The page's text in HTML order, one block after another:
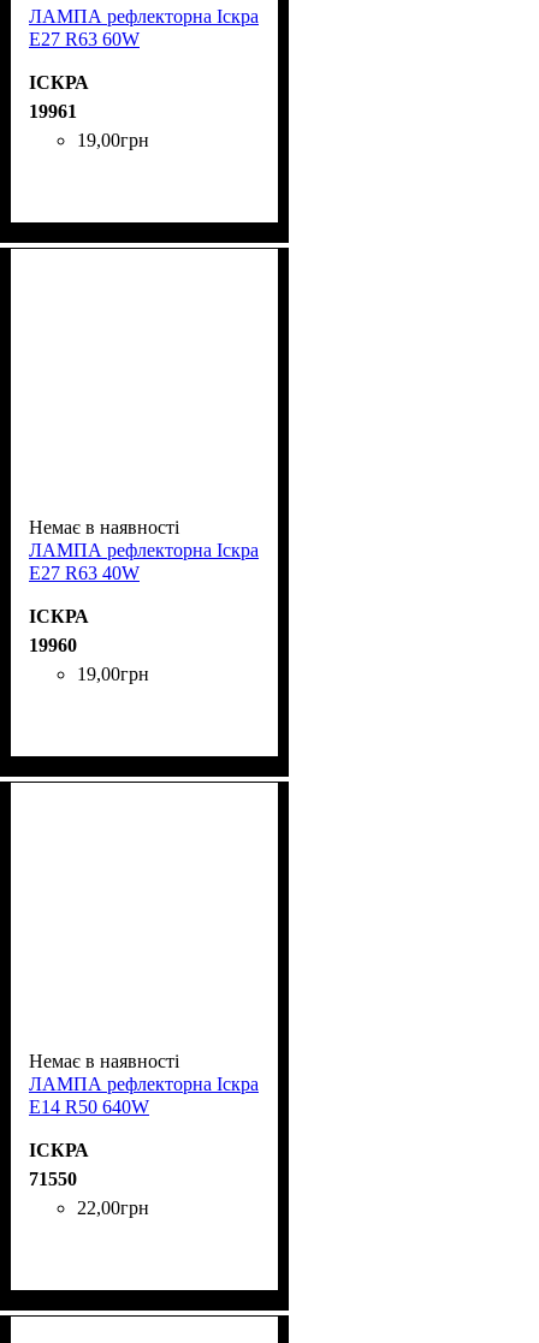
ЛАМПА рефлекторна Іскра
Е27 R63 60W
ІСКРА
19961
19,00грн
Немає в наявності
ЛАМПА рефлекторна Іскра
Е27 R63 40W
ІСКРА
19960
19,00грн
Немає в наявності
ЛАМПА рефлекторна Іскра
Е14 R50 640W
ІСКРА
71550
22,00грн